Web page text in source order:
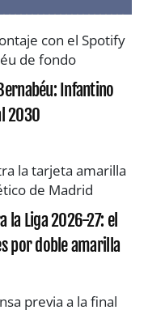
Infantino
2030
la Liga 2026-27: el
por doble amarilla